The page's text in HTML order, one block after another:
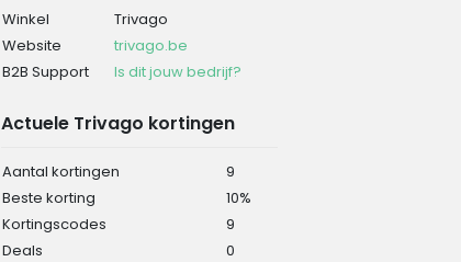
Winkel
Trivago
Website
trivago.be
B2B Support
Is dit jouw bedrijf?
Actuele Trivago kortingen
Aantal kortingen
9
Beste korting
10%
Kortingscodes
9
Deals
0